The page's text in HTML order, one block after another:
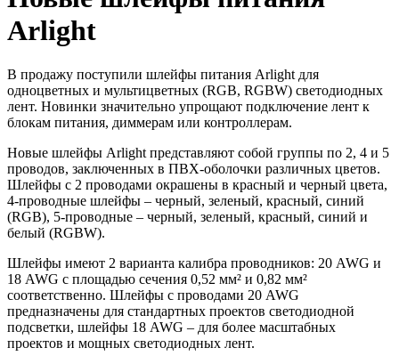
Arlight
В продажу поступили шлейфы питания Arlight для
одноцветных и мультицветных (RGB, RGBW) светодиодных
лент. Новинки значительно упрощают подключение лент к
блокам питания, диммерам или контроллерам.
Новые шлейфы Arlight представляют собой группы по 2, 4 и 5
проводов, заключенных в ПВХ-оболочки различных цветов.
Шлейфы с 2 проводами окрашены в красный и черный цвета,
4-проводные шлейфы – черный, зеленый, красный, синий
(RGB), 5-проводные – черный, зеленый, красный, синий и
белый (RGBW).
Шлейфы имеют 2 варианта калибра проводников: 20 AWG и
18 AWG с площадью сечения 0,52 мм² и 0,82 мм²
соответственно. Шлейфы с проводами 20 AWG
предназначены для стандартных проектов светодиодной
подсветки, шлейфы 18 AWG – для более масштабных
проектов и мощных светодиодных лент.